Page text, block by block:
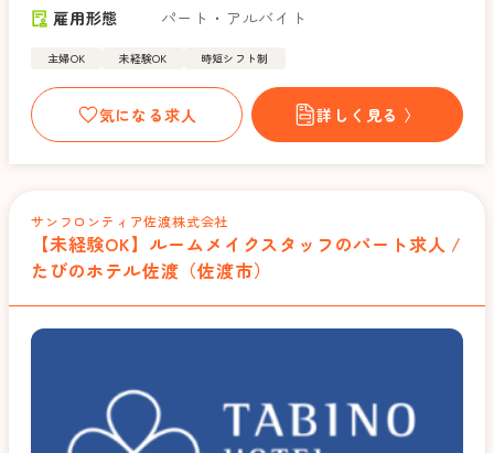
雇用形態
パート・アルバイト
主婦OK 未経験OK 時短シフト制
気になる求人 詳しく見る 〉
サンフロンティア佐渡株式会社
【未経験OK】ルームメイクスタッフのパート求人 /
たびのホテル佐渡（佐渡市）